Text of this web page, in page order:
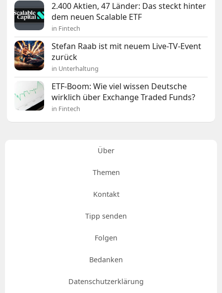
2.400 Aktien, 47 Länder: Das steckt hinter
dem neuen Scalable ETF
in Fintech
Stefan Raab ist mit neuem Live-TV-Event
zurück
in Unterhaltung
ETF-Boom: Wie viel wissen Deutsche
wirklich über Exchange Traded Funds?
in Fintech
Über
Themen
Kontakt
Tipp senden
Folgen
Bedanken
Datenschutzerklärung